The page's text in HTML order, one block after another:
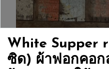
White Supper
ซิด) ผ้าฟอกคอก